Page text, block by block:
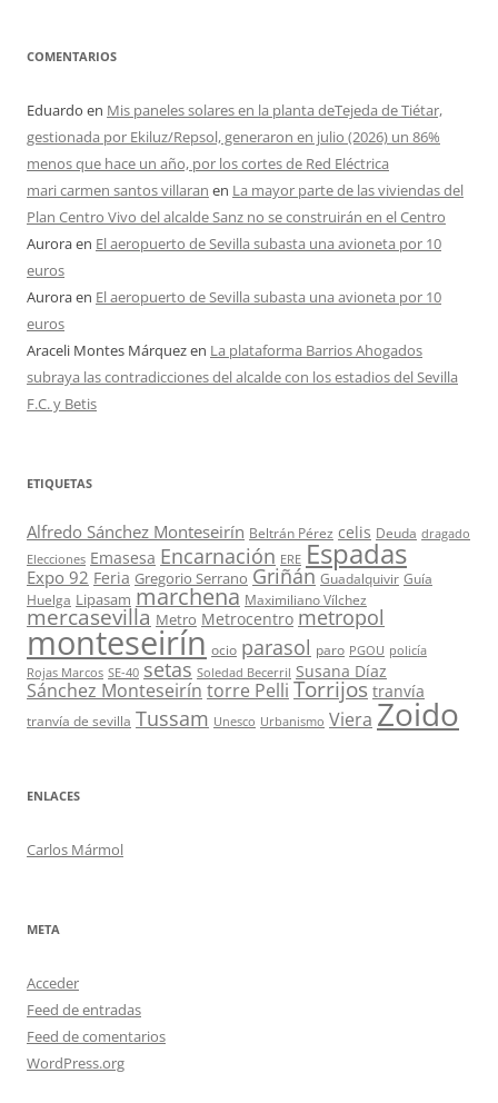
COMENTARIOS
Eduardo en Mis paneles solares en la planta deTejeda de Tiétar,
gestionada por Ekiluz/Repsol, generaron en julio (2026) un 86%
menos que hace un año, por los cortes de Red Eléctrica
mari carmen santos villaran en La mayor parte de las viviendas del
Plan Centro Vivo del alcalde Sanz no se construirán en el Centro
Auroraen El aeropuerto de Sevilla subasta una avioneta por 10
euros
Auroraen El aeropuerto de Sevilla subasta una avioneta por 10
euros
Araceli Montes Márquezen La plataforma Barrios Ahogados
subraya las contradicciones del alcalde con los estadios del Sevilla
F.C. y Betis
ETIQUETAS
Alfredo Sánchez Monteseirín Beltrán Pérez celis Deuda dragado
Elecciones Emasesa Encarnación ERE Espadas
Expo 92 Feria Gregorio Serrano Griñán Guadalquivir Guía
Huelga Lipasam marchena Maximiliano Vílchez
mercasevilla Metro Metrocentro metropol
monteseirín ocio parasol paro PGOU policía
Rojas Marcos SE-40 setas Soledad Becerril Susana Díaz
Sánchez Monteseirín torre Pelli Torrijos tranvía
tranvía de sevilla Tussam Unesco Urbanismo Viera Zoido
ENLACES
Carlos Mármol
META
Acceder
Feed de entradas
Feed de comentarios
WordPress.org